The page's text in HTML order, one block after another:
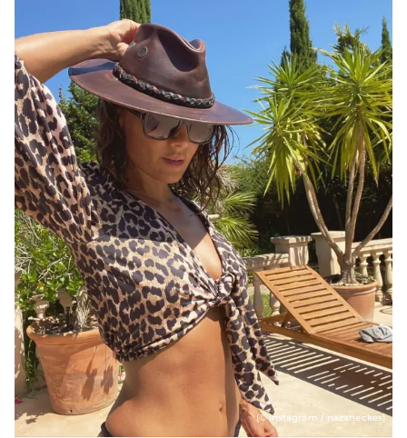
(© instagram / nazaneckes)